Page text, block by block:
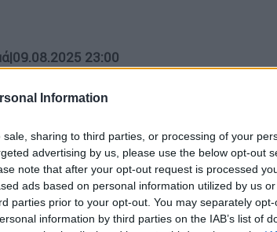
Information
sharing to third parties, or processing of your
advertising by us, please use the below opt-out
note that after your opt-out request is processed
ads based on personal information utilized by us
parties prior to your opt-out. You may separately
information by third parties on the IAB’s list of
|09.08.2025 23:00
του ριμέικ της ταινία
τους Χένρι Καβίλ
Κρόου